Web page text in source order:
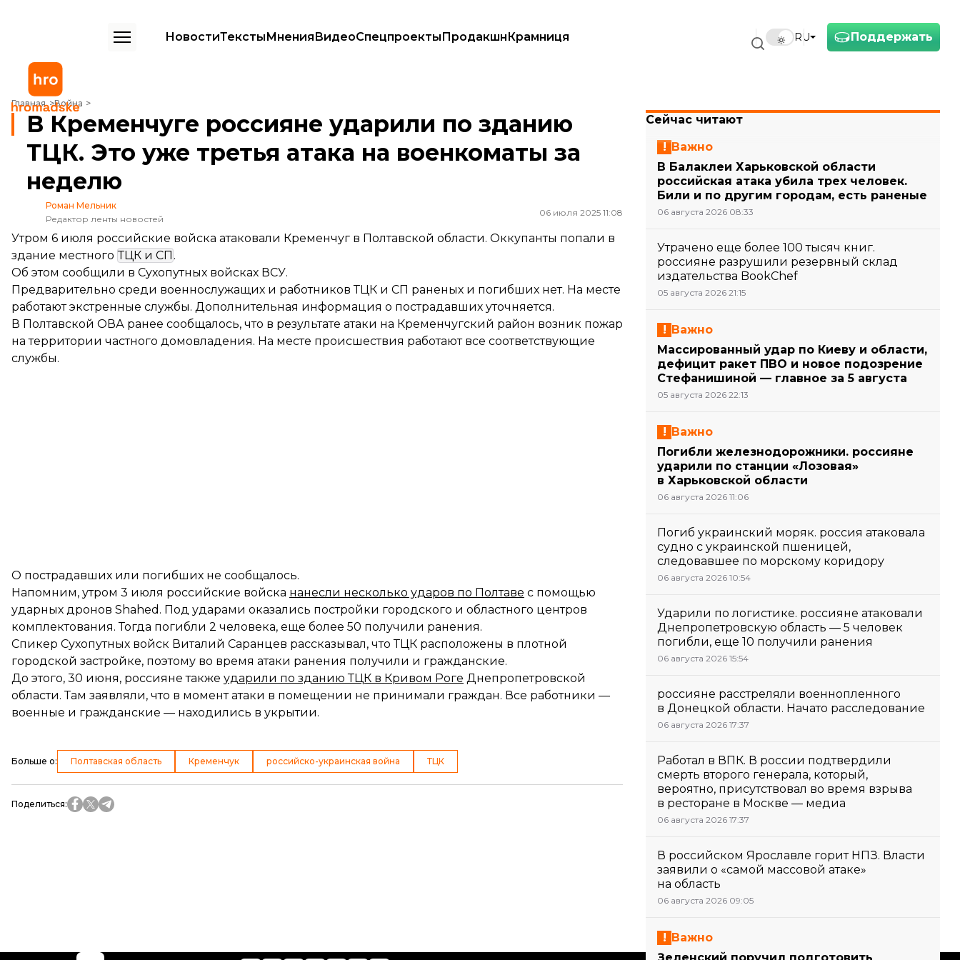
Поддержать
RU
НовостиТекстыМненияВидеоСпецпроектыПродакшнКрамниця
Главная Война
В Кременчуге россияне ударили по зданию ТЦК. Это уже третья атака на военкоматы за неделю
В Кременчуге россияне ударили по зданию
ТЦК. Это уже третья атака на военкоматы за
неделю
Роман Мельник
Редактор ленты новостей
06 июля 2025 11:08
Утром 6 июля российские войска атаковали Кременчуг в Полтавской области. Оккупанты попали в
здание местного ТЦК и СП .
Об этом сообщили в Сухопутных войсках ВСУ.
Предварительно среди военнослужащих и работников ТЦК и СП раненых и погибших нет. На месте
работают экстренные службы. Дополнительная информация о пострадавших уточняется.
В Полтавской ОВА ранее сообщалось, что в результате атаки на Кременчугский район возник пожар
на территории частного домовладения. На месте происшествия работают все соответствующие
службы.
О пострадавших или погибших не сообщалось.
Напомним, утром 3 июля российские войска нанесли несколько ударов по Полтаве с помощью
ударных дронов Shahed. Под ударами оказались постройки городского и областного центров
комплектования. Тогда погибли 2 человека, еще более 50 получили ранения.
Спикер Сухопутных войск Виталий Саранцев рассказывал, что ТЦК расположены в плотной
городской застройке, поэтому во время атаки ранения получили и гражданские.
До этого, 30 июня, россияне также ударили по зданию ТЦК в Кривом Роге Днепропетровской
области. Там заявляли, что в момент атаки в помещении не принимали граждан. Все работники —
военные и гражданские — находились в укрытии.
Больше о: Полтавская область Кременчук российско-украинская война ТЦК
Поделиться:
Сейчас читают
Важно
В Балаклеи Харьковской области
российская атака убила трех человек.
Били и по другим городам, есть раненые
06 августа 2026 08:33
Утрачено еще более 100 тысяч книг.
россияне разрушили резервный склад
издательства BookChef
05 августа 2026 21:15
Важно
Массированный удар по Киеву и области,
дефицит ракет ПВО и новое подозрение
Стефанишиной — главное за 5 августа
05 августа 2026 22:13
Важно
Погибли железнодорожники. россияне
ударили по станции «Лозовая»
в Харьковской области
06 августа 2026 11:06
Погиб украинский моряк. россия атаковала
судно с украинской пшеницей,
следовавшее по морскому коридору
06 августа 2026 10:54
Ударили по логистике. россияне атаковали
Днепропетровскую область — 5 человек
погибли, еще 10 получили ранения
06 августа 2026 15:54
россияне расстреляли военнопленного
в Донецкой области. Начато расследование
06 августа 2026 17:37
Работал в ВПК. В россии подтвердили
смерть второго генерала, который,
вероятно, присутствовал во время взрыва
в ресторане в Москве — медиа
06 августа 2026 17:37
В российском Ярославле горит НПЗ. Власти
заявили о «самой массовой атаке»
на область
06 августа 2026 09:05
Важно